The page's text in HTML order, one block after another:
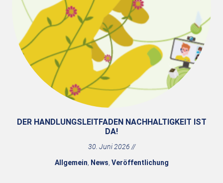
DER HANDLUNGSLEITFADEN NACHHALTIGKEIT IST
DA!
30. Juni 2026
Allgemein, News, Veröffentlichung